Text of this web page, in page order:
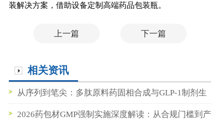
装解决方案，借助设备定制高端药品包装瓶。
上一篇 下一篇
相关资讯
从序列到笔尖：多肽原料药固相合成与GLP-1制剂生
产的无缝衔接实践
2026药包材GMP强制实施深度解读：从合规门槛到产